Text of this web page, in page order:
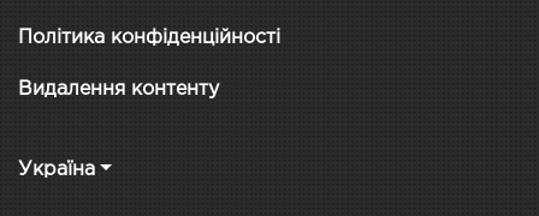
Політика конфіденційності
Видалення контенту
Україна